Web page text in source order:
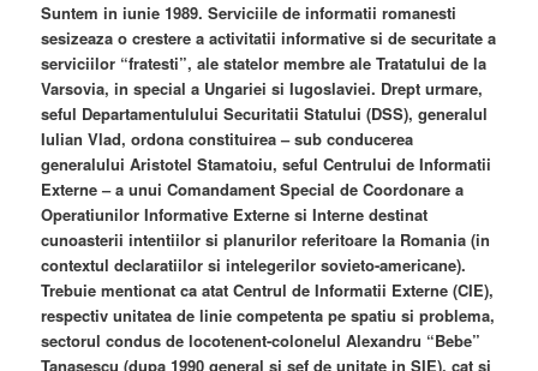
Suntem in iunie 1989. Serviciile de informatii romanesti
sesizeaza o crestere a activitatii informative si de securitate a
serviciilor “fratesti”, ale statelor membre ale Tratatului de la
Varsovia, in special a Ungariei si Iugoslaviei. Drept urmare,
seful Departamentulului Securitatii Statului (DSS), generalul
Iulian Vlad, ordona constituirea – sub conducerea
generalului Aristotel Stamatoiu, seful Centrului de Informatii
Externe – a unui Comandament Special de Coordonare a
Operatiunilor Informative Externe si Interne destinat
cunoasterii intentiilor si planurilor referitoare la Romania (in
contextul declaratiilor si intelegerilor sovieto-americane).
Trebuie mentionat ca atat Centrul de Informatii Externe (CIE),
respectiv unitatea de linie competenta pe spatiu si problema,
sectorul condus de locotenent-colonelul Alexandru “Bebe”
Tanasescu (dupa 1990 general si sef de unitate in SIE), cat si